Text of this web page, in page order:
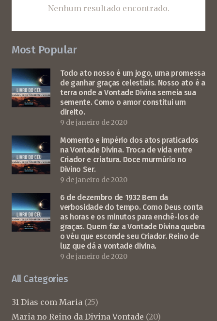
Nenhum resultado encontrado.
Most Popular
Todo ato nosso é um jogo, uma promessa
de ganhar graças celestiais. Nosso ato é a
terra onde a Vontade Divina semeia sua
semente. Como o amor constitui um
direito.
9 de janeiro de 2020
Momento e império dos atos praticados
na Vontade Divina. Troca de vida entre
Criador e criatura. Doce murmúrio no
Divino Ser.
9 de janeiro de 2020
6 de dezembro de 1932 Bem da
verbosidade do tempo. Como Deus conta
as horas e os minutos para enchê-los de
graças. Quem faz a Vontade Divina quebra
o véu que esconde seu Criador. Reino de
luz que dá a vontade divina.
9 de janeiro de 2020
All Categories
31 Dias com Maria (25)
Maria no Reino da Divina Vontade (20)